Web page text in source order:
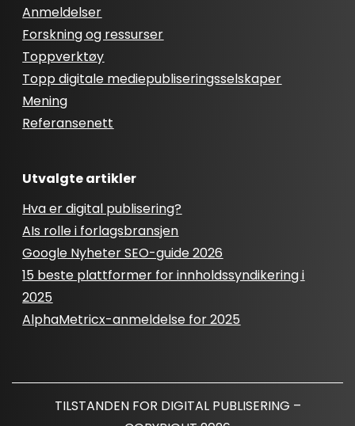
Anmeldelser
Forskning og ressurser
Toppverktøy
Topp digitale mediepubliseringsselskaper
Mening
Referansenett
Utvalgte artikler
Hva er digital publisering?
AIs rolle i forlagsbransjen
Google Nyheter SEO-guide 2026
15 beste plattformer for innholdssyndikering i
2025
AlphaMetricx-anmeldelse for 2025
TILSTANDEN FOR DIGITAL PUBLISERING –